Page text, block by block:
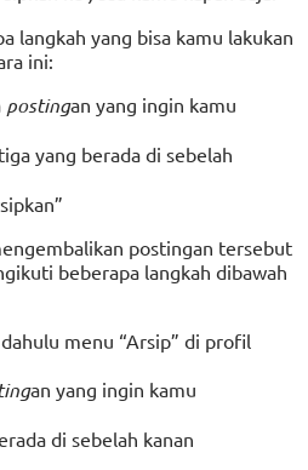
langkah yang bisa kamu lakukan
ini:
postingan yang ingin kamu
yang berada di sebelah
postingan tersebut
beberapa langkah dibawah
menu “Arsip” di profil
an yang ingin kamu
di sebelah kanan